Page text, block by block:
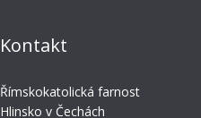
Kontakt
Římskokatolická farnost
Hlinsko v Čechách